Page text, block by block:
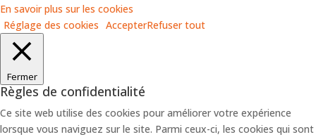
En savoir plus sur les cookies
Réglage des cookies AccepterRefuser tout
Fermer
Règles de confidentialité
Ce site web utilise des cookies pour améliorer votre expérience
lorsque vous naviguez sur le site. Parmi ceux-ci, les cookies qui sont